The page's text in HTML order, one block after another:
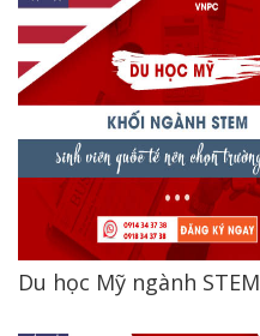
Du học Mỹ ngành STEM